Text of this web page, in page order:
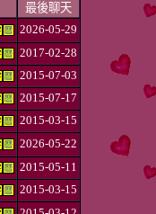
最後聊天
2026-05-29
2017-02-28
2015-07-03
2015-07-17
2015-03-15
2026-05-22
2015-05-11
2015-03-15